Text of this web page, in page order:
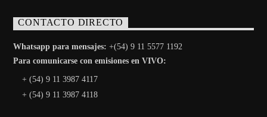
CONTACTO DIRECTO
Whatsapp para mensajes: +(54) 9 11 5577 1192
Para comunicarse con emisiones en VIVO:
+ (54) 9 11 3987 4117
+ (54) 9 11 3987 4118